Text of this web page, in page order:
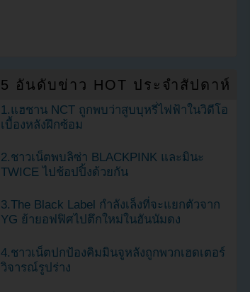
5 อันดับข่าว HOT ประจำสัปดาห์
1.แฮชาน NCT ถูกพบว่าสูบบุหรี่ไฟฟ้าในวิดีโอ
เบื้องหลังฝึกซ้อม
2.ชาวเน็ตพบลิซ่า BLACKPINK และมินะ
TWICE ไปช้อปปิ้งด้วยกัน
3.The Black Label กำลังเล็งที่จะแยกตัวจาก
YG ย้ายอฟฟิศไปตึกใหม่ในฮันนัมดง
4.ชาวเน็ตปกป้องคิมมินจูหลังถูกพวกเฮดเตอร์
วิจารณ์รูปร่าง